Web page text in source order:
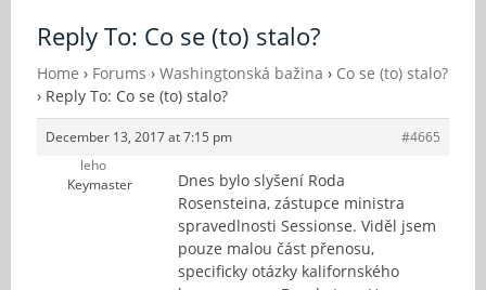
Fórum
O Nezvědavci
Kontakt
Reply To: Co se (to) stalo?
Home › Forums › Washingtonská bažina › Co se (to) stalo?
› Reply To: Co se (to) stalo?
December 13, 2017 at 7:15 pm
#4665
leho
Keymaster
Dnes bylo slyšení Roda
Rosensteina, zástupce ministra
spravedlnosti Sessionse. Viděl jsem
pouze malou část přenosu,
specificky otázky kalifornského